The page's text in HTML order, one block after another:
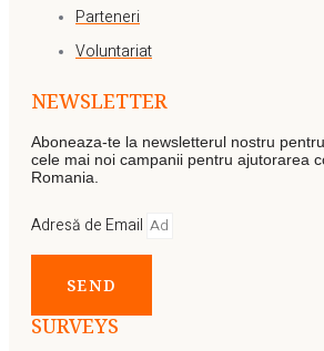
Parteneri
Voluntariat
NEWSLETTER
Aboneaza-te la newsletterul nostru
cele mai noi campanii pentru ajutorarea
Romania.
Adresă de Email
SEND
SURVEYS